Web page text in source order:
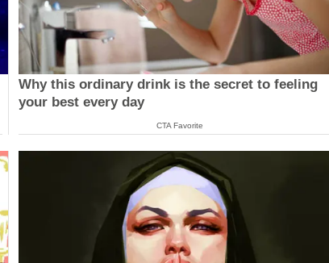
Why this ordinary drink is the secret to feeling
your best every day
CTA Favorite